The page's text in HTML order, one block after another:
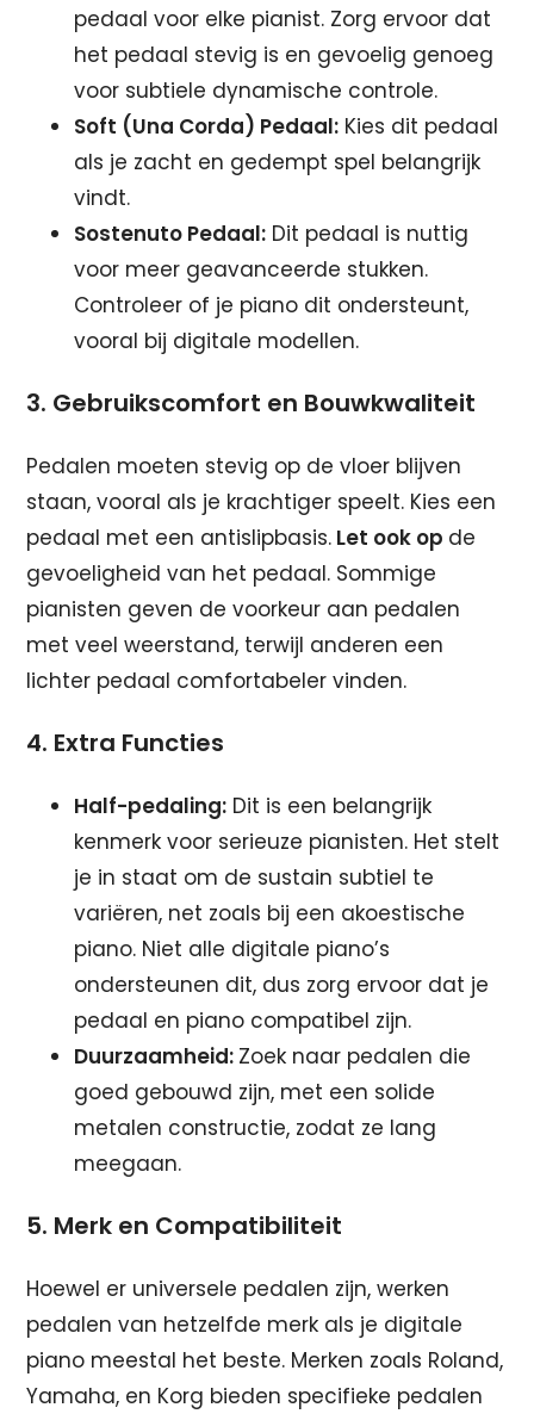
pedaal voor elke pianist. Zorg ervoor dat
het pedaal stevig is en gevoelig genoeg
voor subtiele dynamische controle.
Soft (Una Corda) Pedaal: Kies dit pedaal
als je zacht en gedempt spel belangrijk
vindt.
Sostenuto Pedaal: Dit pedaal is nuttig
voor meer geavanceerde stukken.
Controleer of je piano dit ondersteunt,
vooral bij digitale modellen.
3. Gebruikscomfort en Bouwkwaliteit
Pedalen moeten stevig op de vloer blijven
staan, vooral als je krachtiger speelt. Kies een
pedaal met een antislipbasis. Let ook op de
gevoeligheid van het pedaal. Sommige
pianisten geven de voorkeur aan pedalen
met veel weerstand, terwijl anderen een
lichter pedaal comfortabeler vinden.
4. Extra Functies
Half-pedaling: Dit is een belangrijk
kenmerk voor serieuze pianisten. Het stelt
je in staat om de sustain subtiel te
variëren, net zoals bij een akoestische
piano. Niet alle digitale piano’s
ondersteunen dit, dus zorg ervoor dat je
pedaal en piano compatibel zijn.
Duurzaamheid: Zoek naar pedalen die
goed gebouwd zijn, met een solide
metalen constructie, zodat ze lang
meegaan.
5. Merk en Compatibiliteit
Hoewel er universele pedalen zijn, werken
pedalen van hetzelfde merk als je digitale
piano meestal het beste. Merken zoals Roland,
Yamaha, en Korg bieden specifieke pedalen